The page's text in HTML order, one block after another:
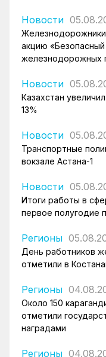
Новости
акцию
железнодорожных
Новости
Казахстан
13%
Новости
Транспортные
вокзале Астана-1
Новости
Итоги работы в
первое полугодие
Регионы
День работников
отметили в
Регионы
Около 150
отметили
наградами
Регионы